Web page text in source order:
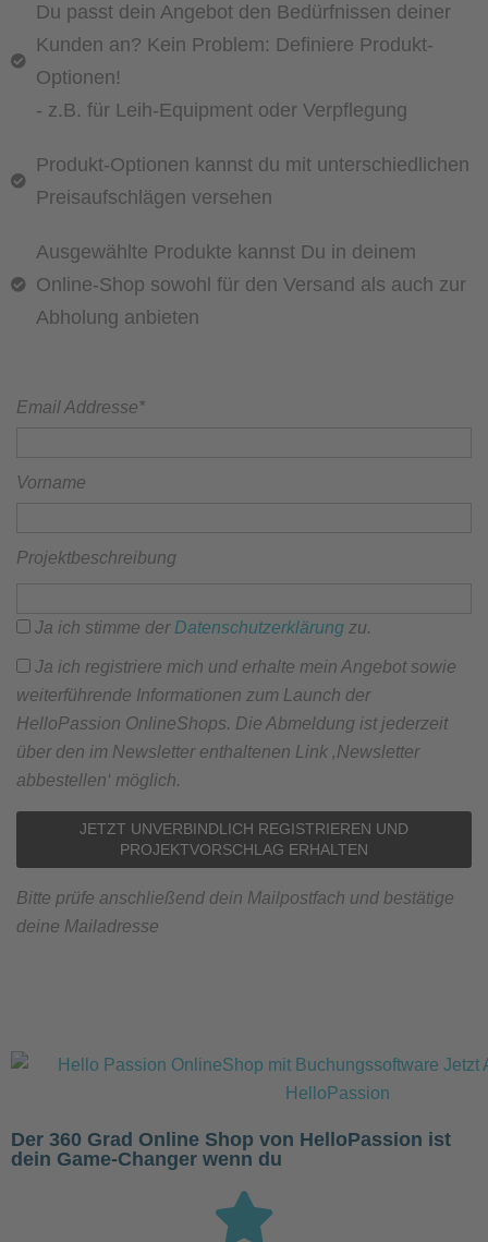
Du passt dein Angebot den Bedürfnissen deiner
Kunden an? Kein Problem: Definiere Produkt-
Optionen!
- z.B. für Leih-Equipment oder Verpflegung
Produkt-Optionen kannst du mit unterschiedlichen
Preisaufschlägen versehen
Ausgewählte Produkte kannst Du in deinem
Online-Shop sowohl für den Versand als auch zur
Abholung anbieten
Email Addresse*
Vorname
Projektbeschreibung
Ja ich stimme derDatenschutzerklärung zu.
Ja ich registriere mich und erhalte mein Angebot sowie
weiterführende Informationen zum Launch der
HelloPassion OnlineShops. Die Abmeldung ist jederzeit
über den im Newsletter enthaltenen Link ‚Newsletter
abbestellen‘ möglich.
Bitte prüfe anschließend dein Mailpostfach und bestätige
deine Mailadresse
Der 360 Grad Online Shop von HelloPassion ist
dein Game-Changer wenn du